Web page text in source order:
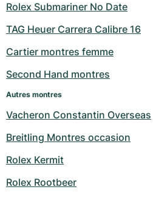
Rolex Submariner No Date
TAG Heuer Carrera Calibre 16
Cartier montres femme
Second Hand montres
Autres montres
Vacheron Constantin Overseas
Breitling Montres occasion
Rolex Kermit
Rolex Rootbeer